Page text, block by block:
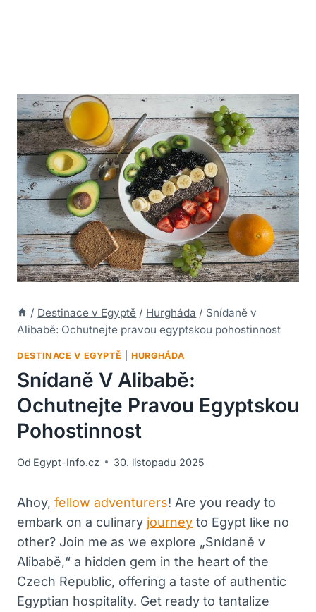
/ Destinace v Egyptě / Hurgháda / Snídaně v
Alibabě: Ochutnejte pravou egyptskou pohostinnost
DESTINACE V EGYPTĚ |HURGHÁDA
Snídaně V Alibabě:
Ochutnejte Pravou Egyptskou
Pohostinnost
Od Egypt-Info.cz 30. listopadu 2025
Ahoy, fellow adventurers! Are you ready to
embark on a culinary journey to Egypt like no
other? Join me as we explore „Snídaně v
Alibabě,“ a hidden gem in the heart of the
Czech Republic, offering a taste of authentic
Egyptian hospitality. Get ready to tantalize